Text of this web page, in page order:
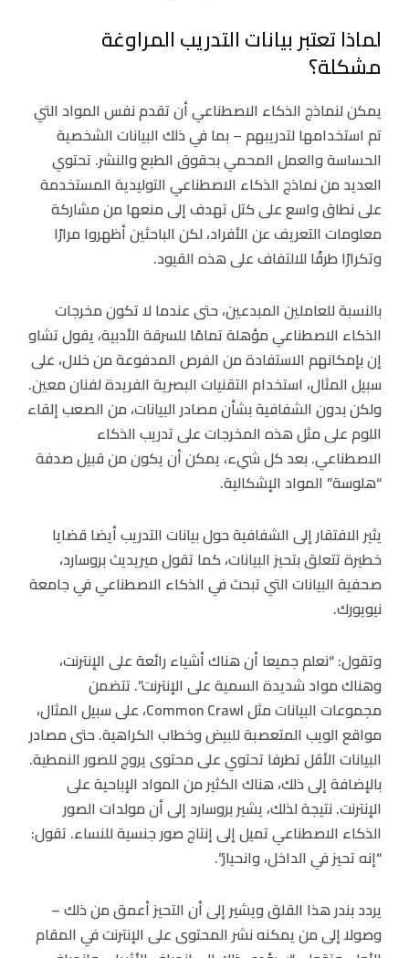
لماذا تعتبر بيانات التدريب المراوغة
مشكلة؟
يمكن لنماذج الذكاء الاصطناعي أن تقدم نفس المواد التي
تم استخدامها لتدريبهم – بما في ذلك البيانات الشخصية
الحساسة والعمل المحمي بحقوق الطبع والنشر. تحتوي
العديد من نماذج الذكاء الاصطناعي التوليدية المستخدمة
على نطاق واسع على كتل تهدف إلى منعها من مشاركة
معلومات التعريف عن الأفراد، لكن الباحثين أظهروا مرارًا
وتكرارًا طرقًا للالتفاف على هذه القيود.
بالنسبة للعاملين المبدعين، حتى عندما لا تكون مخرجات
الذكاء الاصطناعي مؤهلة تمامًا للسرقة الأدبية، يقول تشاو
إن بإمكانهم الاستفادة من الفرص المدفوعة من خلال، على
سبيل المثال، استخدام التقنيات البصرية الفريدة لفنان معين.
ولكن بدون الشفافية بشأن مصادر البيانات، من الصعب إلقاء
اللوم على مثل هذه المخرجات على تدريب الذكاء
الاصطناعي. بعد كل شيء، يمكن أن يكون من قبيل صدفة
“هلوسة” المواد الإشكالية.
يثير الافتقار إلى الشفافية حول بيانات التدريب أيضا قضايا
خطيرة تتعلق بتحيز البيانات، كما تقول ميريديث بروسارد،
صحفية البيانات التي تبحث في الذكاء الاصطناعي في جامعة
نيويورك.
وتقول: “نعلم جميعا أن هناك أشياء رائعة على الإنترنت،
وهناك مواد شديدة السمية على الإنترنت”. تتضمن
مجموعات البيانات مثل Common Crawl، على سبيل المثال،
مواقع الويب المتعصبة للبيض وخطاب الكراهية. حتى مصادر
البيانات الأقل تطرفا تحتوي على محتوى يروج للصور النمطية.
بالإضافة إلى ذلك، هناك الكثير من المواد الإباحية على
الإنترنت. نتيجة لذلك، يشير بروسارد إلى أن مولدات الصور
الذكاء الاصطناعي تميل إلى إنتاج صور جنسية للنساء. تقول:
“إنه تحيز في الداخل، وانحياز”.
يردد بندر هذا القلق ويشير إلى أن التحيز أعمق من ذلك –
وصولا إلى من يمكنه نشر المحتوى على الإنترنت في المقام